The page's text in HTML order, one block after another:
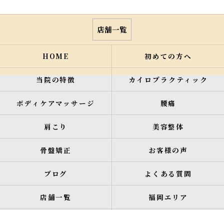
店舗一覧
HOME 初めての方へ
当院の特徴 カイロプラクティック
ボディケアマッサージ 腰痛
肩こり 美容整体
骨盤矯正 お客様の声
ブログ よくある質問
店舗一覧 福岡エリア